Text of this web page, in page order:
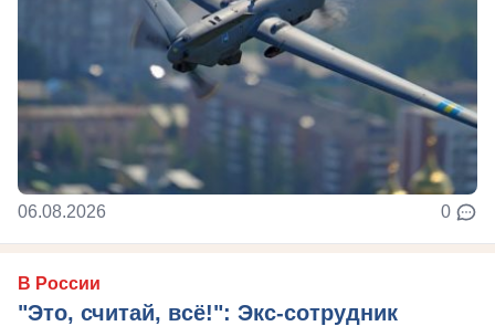
06.08.2026 0
В России
"Это, считай, всё!": Экс-сотрудник